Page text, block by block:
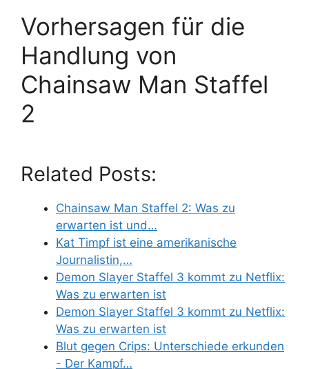
Vorhersagen für die
Handlung von
Chainsaw Man Staffel
2
Related Posts:
Chainsaw Man Staffel 2: Was zu
erwarten ist und…
Kat Timpf ist eine amerikanische
Journalistin,…
Demon Slayer Staffel 3 kommt zu Netflix:
Was zu erwarten ist
Demon Slayer Staffel 3 kommt zu Netflix:
Was zu erwarten ist
Blut gegen Crips: Unterschiede erkunden
- Der Kampf…